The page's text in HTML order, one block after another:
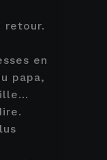
retour.
en
papa,